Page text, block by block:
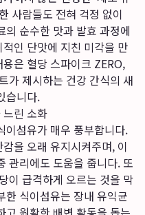
사람들도 전혀 걱정 없이
의 순수한 맛과 발효 과정에
인 단맛에 지친 미각을 만
은 혈당 스파이크 ZERO,
가 제시하는 건강 간식의 새
습니다.
린 소화
이섬유가 매우 풍부합니다.
을 오래 유지시켜주며, 이
관리에도 도움을 줍니다. 또
이 급격하게 오르는 것을 막
한 식이섬유는 장내 유익균